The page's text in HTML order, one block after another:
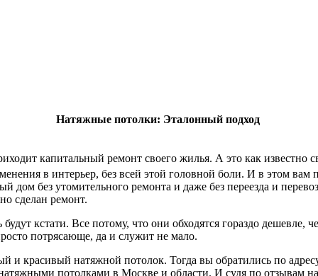
Натяжные потолки: Эталонный подход
капитальный ремонт своего жилья. А это как известно
в интерьер, без всей этой головной боли. И в этом вам
без утомительного ремонта и даже без переезда и
сделан ремонт.
кстати. Все потому, что они обходятся гораздо дешевле,
потрясающе, да и служит не мало.
красивый натяжной потолок. Тогда вы обратились по
потолками в Москве и области. И судя по отзывам